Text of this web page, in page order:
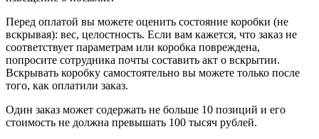
Перед оплатой вы можете оценить состояние коробки (не
вскрывая): вес, целостность. Если вам кажется, что заказ не
соответствует параметрам или коробка повреждена,
попросите сотрудника почты составить акт о вскрытии.
Вскрывать коробку самостоятельно вы можете только после
того, как оплатили заказ.
Один заказ может содержать не больше 10 позиций и его
стоимость не должна превышать 100 тысяч рублей.